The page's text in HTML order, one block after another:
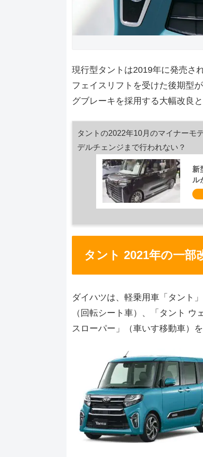
現行型タントは2019年に発売さ
フェイスリフトを受けた後期型
グブレーキを採用する大幅改良と
タントの2022年10月のマイナーモ
デルチェンジまで行われない？
新
ル
定
情
タント 2021年の一部
ダイハツは、軽乗用車「タント
（回転シート車）、「タント
スローパー」（車いす移動車）